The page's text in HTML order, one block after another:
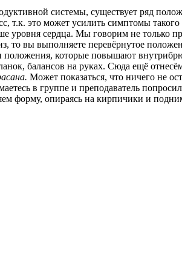
системы, существует ряд
т.к. это может усилить симптомы
уровня сердца. Мы говорим не только
то вы выполняете перевёрнутое
положения, которые повышают
балансов на руках. Сюда ещё
Может показаться, что ничего не
в группе и преподаватель
форму, опираясь на кирпичики и